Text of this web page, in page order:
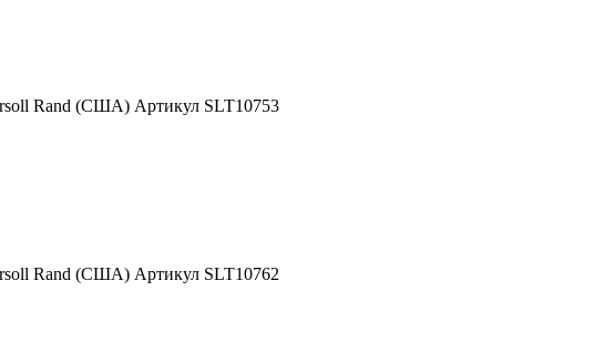
Rand (США) Артикул SLT10753
Rand (США) Артикул SLT10762